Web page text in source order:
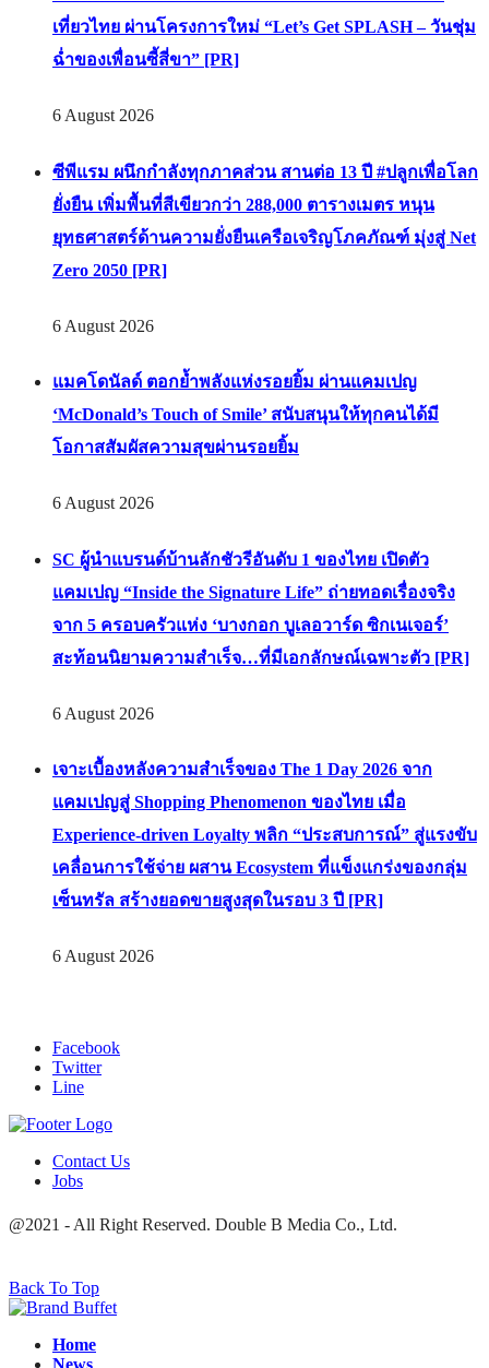
เที่ยวไทย ผ่านโครงการใหม่ “Let’s Get SPLASH – วันชุ่ม
ฉ่ำของเพื่อนซี้สี่ขา” [PR]
6 August 2026
ซีพีแรม ผนึกกำลังทุกภาคส่วน สานต่อ 13 ปี #ปลูกเพื่อโลก
ยั่งยืน เพิ่มพื้นที่สีเขียวกว่า 288,000 ตารางเมตร หนุน
ยุทธศาสตร์ด้านความยั่งยืนเครือเจริญโภคภัณฑ์ มุ่งสู่ Net
Zero 2050 [PR]
6 August 2026
แมคโดนัลด์ ตอกย้ำพลังแห่งรอยยิ้ม ผ่านแคมเปญ
‘McDonald’s Touch of Smile’ สนับสนุนให้ทุกคนได้มี
โอกาสสัมผัสความสุขผ่านรอยยิ้ม
6 August 2026
SC ผู้นำแบรนด์บ้านลักชัวรีอันดับ 1 ของไทย เปิดตัว
แคมเปญ “Inside the Signature Life” ถ่ายทอดเรื่องจริง
จาก 5 ครอบครัวแห่ง ‘บางกอก บูเลอวาร์ด ซิกเนเจอร์’
สะท้อนนิยามความสำเร็จ…ที่มีเอกลักษณ์เฉพาะตัว [PR]
6 August 2026
เจาะเบื้องหลังความสำเร็จของ The 1 Day 2026 จาก
แคมเปญสู่ Shopping Phenomenon ของไทย เมื่อ
Experience-driven Loyalty พลิก “ประสบการณ์” สู่แรงขับ
เคลื่อนการใช้จ่าย ผสาน Ecosystem ที่แข็งแกร่งของกลุ่ม
เซ็นทรัล สร้างยอดขายสูงสุดในรอบ 3 ปี [PR]
6 August 2026
Facebook
Twitter
Line
Contact Us
Jobs
@2021 - All Right Reserved. Double B Media Co., Ltd.
Back To Top
Home